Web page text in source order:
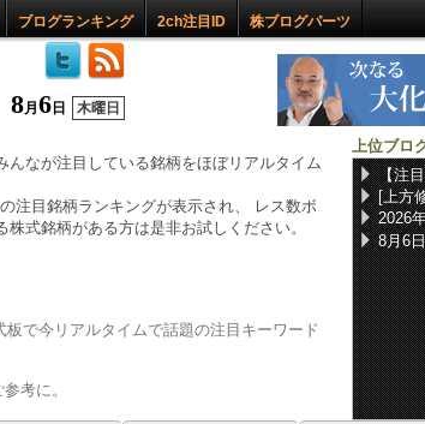
ブログランキング 2ch注目ID 株ブログパーツ
8月 6 日 木曜日
んなが注目している銘柄をほぼリアルタイム
注目銘柄ランキングが表示され、 レス数ボ
式銘柄がある方は是非お試しください。
で今リアルタイムで話題の注目キーワード
考に。
上位ブロ
【注
[上方
マン,
ＪＭ
ポ,日
島製
一電
ステ
2026
8月6